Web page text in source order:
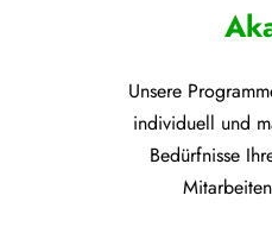
Unsere
individuell und
Bedürfnisse